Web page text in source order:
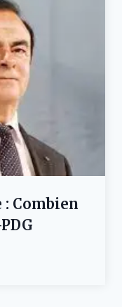
: Combien